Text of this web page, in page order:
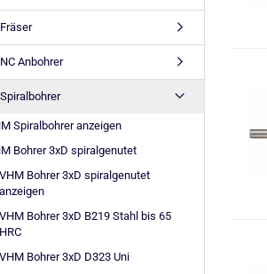
Anbohrer
Spiralbohrer anzeigen
Bohrer 3xD spiralgenutet
VHM Bohrer 3xD spiralgenutet
anzeigen
VHM Bohrer 3xD B219 Stahl bis 65
HRC
VHM Bohrer 3xD D323 Uni